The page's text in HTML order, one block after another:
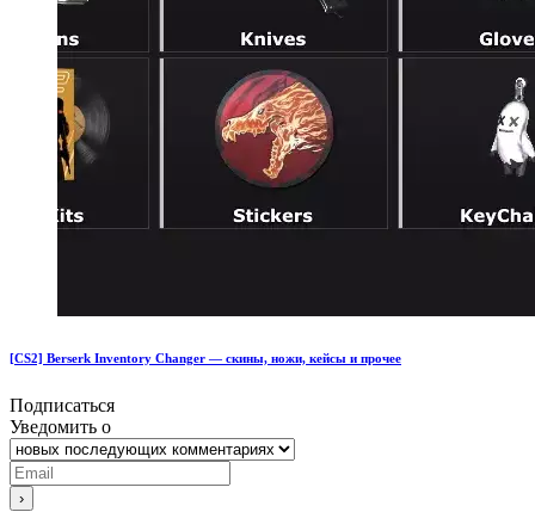
[CS2] Berserk Inventory Changer — скины, ножи, кейсы и прочее
Подписаться
Уведомить о